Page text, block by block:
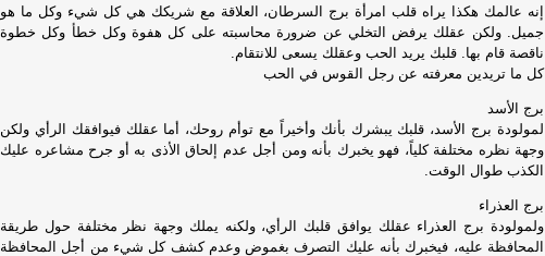
إنه عالمك هكذا يراه قلب امرأة برج السرطان، العلاقة مع شريكك هي كل شيء وكل ما هو
جميل. ولكن عقلك يرفض التخلي عن ضرورة محاسبته على كل هفوة وكل خطأ وكل خطوة
ناقصة قام بها. قلبك يريد الحب وعقلك يسعى للانتقام.
كل ما تريدين معرفته عن رجل القوس في الحب
برج الأسد
لمولودة برج الأسد، قلبك يبشرك بأنك وأخيراً مع توأم روحك، أما عقلك فيوافقك الرأي ولكن
وجهة نظره مختلفة كلياً، فهو يخبرك بأنه ومن أجل عدم إلحاق الأذى به أو جرح مشاعره عليك
الكذب طوال الوقت.
برج العذراء
ولمولودة برج العذراء عقلك يوافق قلبك الرأي، ولكنه يملك وجهة نظر مختلفة حول طريقة
المحافظة عليه، فيخبرك بأنه عليك التصرف بغموض وعدم كشف كل شيء من أجل المحافظة